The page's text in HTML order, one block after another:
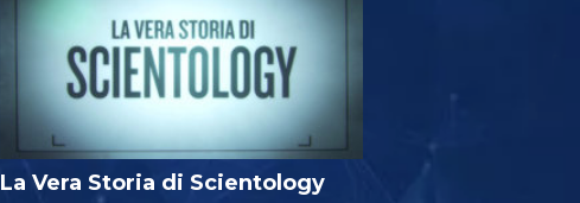
La Vera Storia di Scientology